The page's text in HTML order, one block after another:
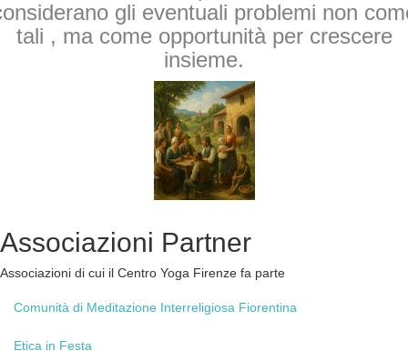
gli eventuali problemi non
tali , ma come opportunità per crescere
insieme.
Associazioni Partner
Associazioni di cui il Centro Yoga Firenze fa parte
Comunità di Meditazione Interreligiosa Fiorentina
Etica in Festa